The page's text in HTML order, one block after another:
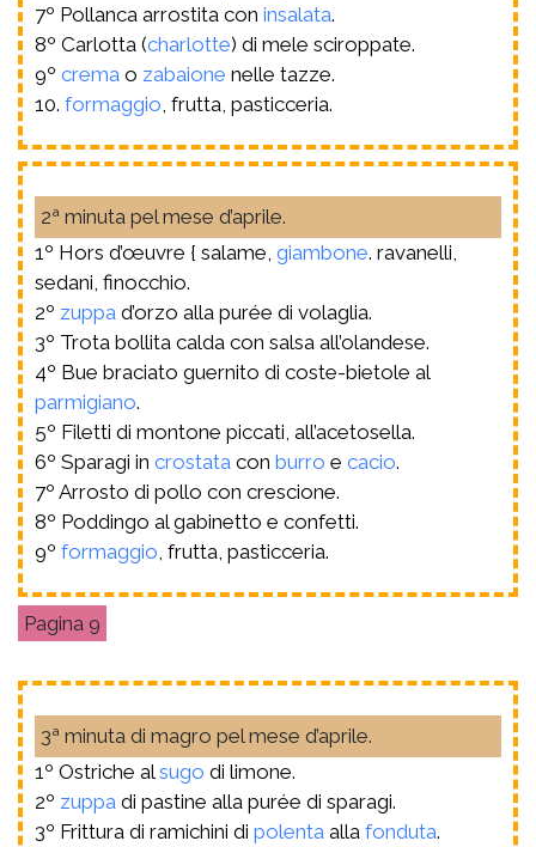
7º Pollanca arrostita con insalata.
8º Carlotta (charlotte) di mele sciroppate.
9º crema o zabaione nelle tazze.
10. formaggio , frutta, pasticceria.
2ª minuta pel mese d’aprile.
1º Hors d’œuvre { salame, giambone. ravanelli,
sedani, finocchio.
2º zuppa d’orzo alla purée di volaglia.
3º Trota bollita calda con salsa all’olandese.
4º Bue braciato guernito di coste-bietole al
parmigiano.
5º Filetti di montone piccati, all’acetosella.
6º Sparagi in crostata con burro e cacio.
7º Arrosto di pollo con crescione.
8º Poddingo al gabinetto e confetti.
9º formaggio , frutta, pasticceria.
9
3ª minuta di magro pel mese d’aprile.
1º Ostriche alsugo di limone.
2º zuppa di pastine alla purée di sparagi.
3º Frittura di ramichini di polenta alla fonduta.